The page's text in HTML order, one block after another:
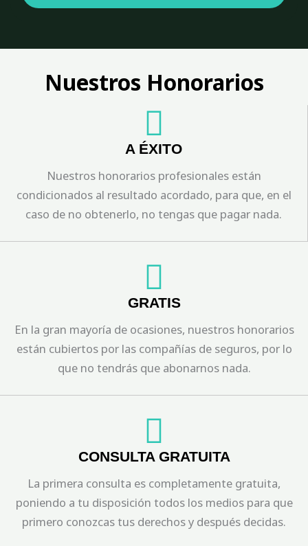
s
Nuestros Honorarios
A ÉXITO
Nuestros honorarios profesionales están
condicionados al resultado acordado, para que, en el
caso de no obtenerlo, no tengas que pagar nada.
GRATIS
En la gran mayoría de ocasiones, nuestros honorarios
están cubiertos por las compañías de seguros, por lo
que no tendrás que abonarnos nada.
CONSULTA GRATUITA
La primera consulta es completamente gratuita,
poniendo a tu disposición todos los medios para que
primero conozcas tus derechos y después decidas.